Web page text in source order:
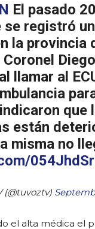
El pasado
se registró un
la provincia
Coronel
llamar al
que
están
misma no
(@tuvoztv)
el alta médica el